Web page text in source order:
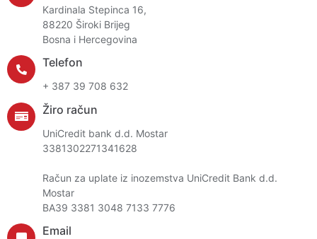
Kardinala Stepinca 16,
88220 Široki Brijeg
Bosna i Hercegovina
Telefon
+ 387 39 708 632
Žiro račun
UniCredit bank d.d. Mostar
3381302271341628
Račun za uplate iz inozemstva UniCredit Bank d.d.
Mostar
BA39 3381 3048 7133 7776
Email